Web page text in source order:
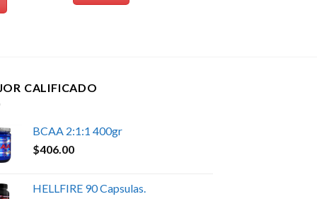
CALIFICADO
BCAA 2:1:1 400gr
$406.00
HELLFIRE 90 Capsulas.